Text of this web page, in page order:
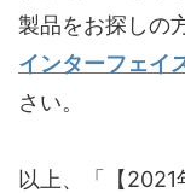
製品をお探しの
インターフェイ
さい。
以上、「【2021